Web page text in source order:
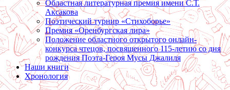
Областная литературная премия имени С.Т.
Аксакова
Поэтический турнир «Стихоборье»
Премия «Оренбургская лира»
Положение областного открытого онлайн-
конкурса чтецов, посвященного 115-летию со дня
рождения Поэта-Героя Мусы Джалиля
Наши книги
Хронология